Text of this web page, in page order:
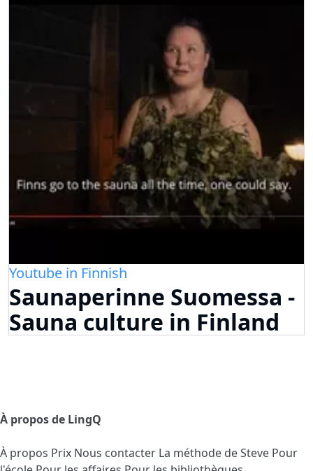
Youtube in Finnish
Saunaperinne Suomessa -
Sauna culture in Finland
À propos de LingQ
À propos Prix Nous contacter La méthode de Steve Pour